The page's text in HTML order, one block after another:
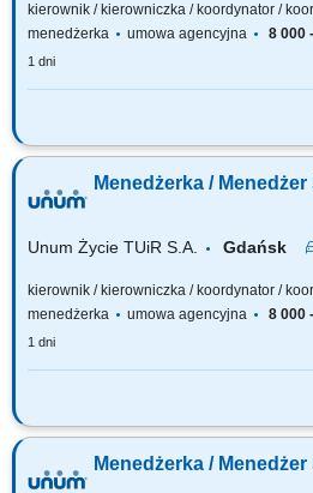
kierownik / kierowniczka / koordynator /
menedżerka
umowa agencyjna 8 000
1 dni
Twoja rola: budujesz i rozwijasz zespół
wdrażasz i wspierasz ludzi, rozwijasz
jego potencjałem, odpowiadasz za wyniki i
rozwijasz zespół w oparciu o wzajemne
Menedżerka /
Unum Życie TUiR S.A. Gdańsk
kierownik / kierowniczka / koordynator /
menedżerka
umowa agencyjna 8 000
1 dni
Twoja rola: budujesz i rozwijasz zespół
wdrażasz i wspierasz ludzi, rozwijasz
jego potencjałem, odpowiadasz za wyniki i
rozwijasz zespół w oparciu o wzajemne
Menedżerka /